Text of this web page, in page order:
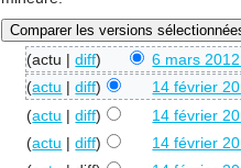
(actu |diff) 6 mars
(actu |diff) 14 février
(actu |diff) 14 février
(actu |diff) 14 février